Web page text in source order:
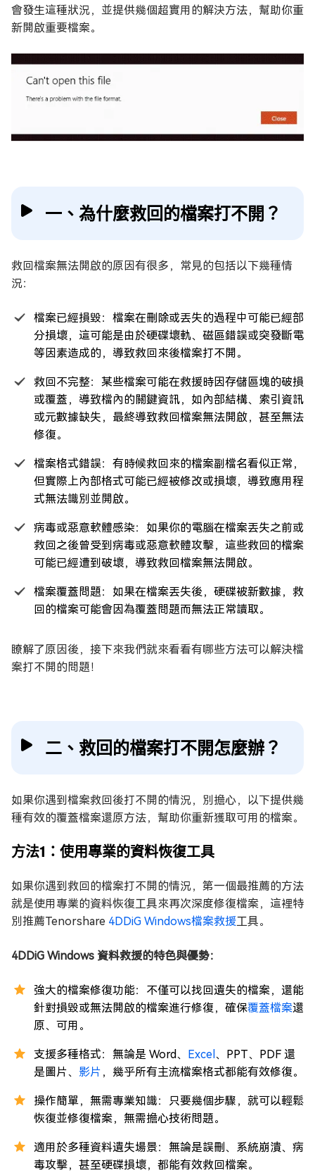
會發生這種狀況，並提供幾個超實用的解決方法，幫助你重
新開啟重要檔案。
一、為什麼救回的檔案打不開？
救回檔案無法開啟的原因有很多，常見的包括以下幾種情
況：
檔案已經損毀：檔案在刪除或丟失的過程中可能已經部
分損壞，這可能是由於硬碟壞軌、磁區錯誤或突發斷電
等因素造成的，導致救回來後檔案打不開。
救回不完整：某些檔案可能在救援時因存儲區塊的破損
或覆蓋，導致檔內的關鍵資訊，如內部結構、索引資訊
或元數據缺失，最終導致救回檔案無法開啟，甚至無法
修復。
檔案格式錯誤：有時候救回來的檔案副檔名看似正常，
但實際上內部格式可能已經被修改或損壞，導致應用程
式無法識別並開啟。
病毒或惡意軟體感染：如果你的電腦在檔案丟失之前或
救回之後曾受到病毒或惡意軟體攻擊，這些救回的檔案
可能已經遭到破壞，導致救回檔案無法開啟。
檔案覆蓋問題：如果在檔案丟失後，硬碟被新數據，救
回的檔案可能會因為覆蓋問題而無法正常讀取。
瞭解了原因後，接下來我們就來看看有哪些方法可以解決檔
案打不開的問題！
二、救回的檔案打不開怎麼辦？
如果你遇到檔案救回後打不開的情況，別擔心，以下提供幾
種有效的覆蓋檔案還原方法，幫助你重新獲取可用的檔案。
方法1：使用專業的資料恢復工具
如果你遇到救回的檔案打不開的情況，第一個最推薦的方法
就是使用專業的資料恢復工具來再次深度修復檔案，這裡特
別推薦Tenorshare 4DDiG Windows檔案救援工具。
4DDiG Windows 資料救援的特色與優勢：
強大的檔案修復功能：不僅可以找回遺失的檔案，還能
針對損毀或無法開啟的檔案進行修復，確保覆蓋檔案還
原、可用。
支援多種格式：無論是 Word、 Excel 、PPT、PDF 還
是圖片、 影片 ，幾乎所有主流檔案格式都能有效修復。
操作簡單，無需專業知識：只要幾個步驟，就可以輕鬆
恢復並修復檔案，無需擔心技術問題。
適用於多種資料遺失場景：無論是誤刪、系統崩潰、病
毒攻擊，甚至硬碟損壞，都能有效救回檔案。